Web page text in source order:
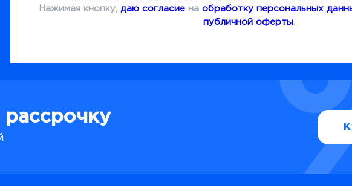
Нажимая кнопку, даю согласиена обработку персональных
публичной оферты.
рассрочку